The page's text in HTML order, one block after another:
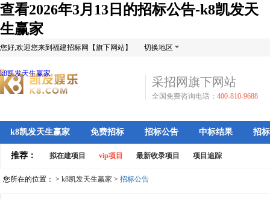
查看2026年3月13日的招标公告-k8凯发天
生赢家
您好,欢迎您来到福建招标网【旗下网站】 切换地区
k8凯发天生赢家
采招网旗下网站
全国免费咨询电话： 400-810-9688
k8凯发天生赢家 免费招标 招标公告 中标结果 招
推荐： 拟在建项目 vip项目 最新收录项目 项目追踪
您所在的位置： > k8凯发天生赢家 > 招标公告